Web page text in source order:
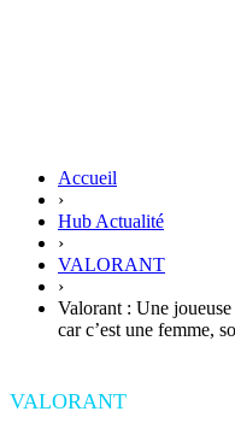
Accueil
›
Hub Actualité
›
VALORANT
›
Valorant : Une
car c’est une femme,
VALORANT